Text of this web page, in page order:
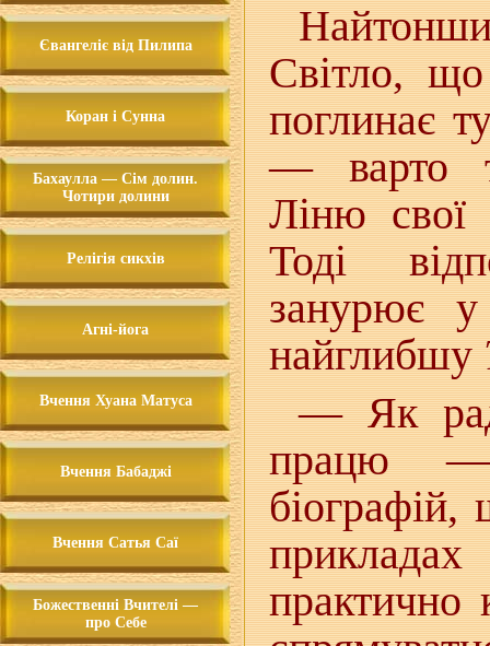
Євангеліє від Пилипа
Коран і Сунна
Бахаулла — Сім долин.
Чотири долини
Релігія сикхів
Агні-йога
Вчення Хуана Матуса
Вчення Бабаджі
Вчення Сатья Саї
Божественні Вчителі —
про Себе
Світло,
поглинає
— варто
Ліню
Тоді
занурює
найглибшу
— Як
працю —